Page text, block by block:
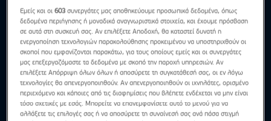
Εμείς και οι603 συνεργάτες μας αποθηκεύουμε προσωπικά δεδομένα, όπως
δεδομένα περιήγησης ή μοναδικά αναγνωριστικά στοιχεία, και έχουμε πρόσβαση
σε αυτά στη συσκευή σας. Αν επιλέξετε Αποδοχή, θα καταστεί δυνατή η
ενεργοποίηση τεχνολογιών παρακολούθησης προκειμένου να υποστηριχθούν οι
σκοποί που εμφανίζονται παρακάτω, για τους οποίους εμείς και οι συνεργάτες
μας επεξεργαζόμαστε τα δεδομένα με σκοπό την παροχή υπηρεσιών. Αν
επιλέξετε Απόρριψη όλων όλων ή αποσύρετε τη συγκατάθεσή σας, οι εν λόγω
τεχνολογίες θα απενεργοποιηθούν. Αν απενεργοποιηθούν οι ιχνηλάτες, ορισμένο
περιεχόμενο και κάποιες από τις διαφημίσεις που βλέπετε ενδέχεται να μην είναι
τόσο σχετικές με εσάς. Μπορείτε να επανεμφανίσετε αυτό το μενού για να
αλλάξετε τις επιλογές σας ή να αποσύρετε τη συναίνεσή σας ανά πάσα στιγμή